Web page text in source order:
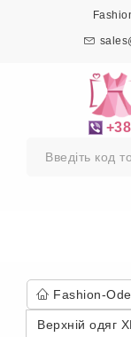
Fashion-
Верхній одяг